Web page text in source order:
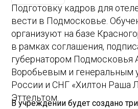
Подготовку кадров для
вести в Подмосковье.
организуют на базе
в рамках соглашения,
губернатором Подмосковья
Воробьевым и генеральным
России и СНГ «Хилтон Раша
Эттельтом.
В учреждении будет создано